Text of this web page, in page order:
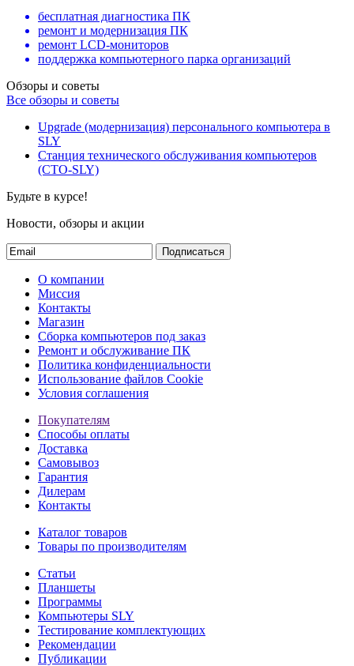
бесплатная диагностика ПК
ремонт и модернизация ПК
ремонт LCD-мониторов
поддержка компьютерного парка организаций
Обзоры и советы
Все обзоры и советы
Upgrade (модернизация) персонального компьютера в
SLY
Станция технического обслуживания компьютеров
(СТО-SLY)
Будьте в курсе!
Новости, обзоры и акции
Подписаться
О компании
Миссия
Контакты
Магазин
Сборка компьютеров под заказ
Ремонт и обслуживание ПК
Политика конфиденциальности
Использование файлов Cookie
Условия соглашения
Покупателям
Способы оплаты
Доставка
Самовывоз
Гарантия
Дилерам
Контакты
Каталог товаров
Товары по производителям
Статьи
Планшеты
Программы
Компьютеры SLY
Тестирование комплектующих
Рекомендации
Публикации